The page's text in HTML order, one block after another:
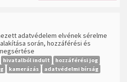
adatvédelem elvének sérelme
során, hozzáférési és
hivatalból indult
hozzáférési jog
kamerázás
adatvédelmi bírság